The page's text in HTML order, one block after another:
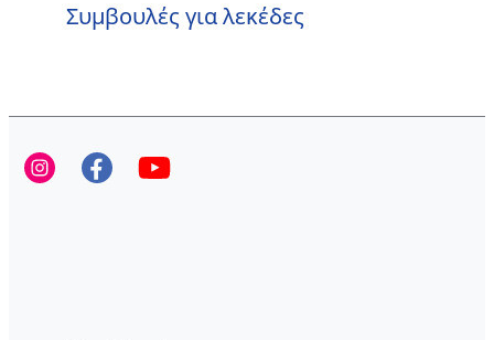
Συμβουλές για λεκέδες
Επεξήγηση συμβόλων πλύσης